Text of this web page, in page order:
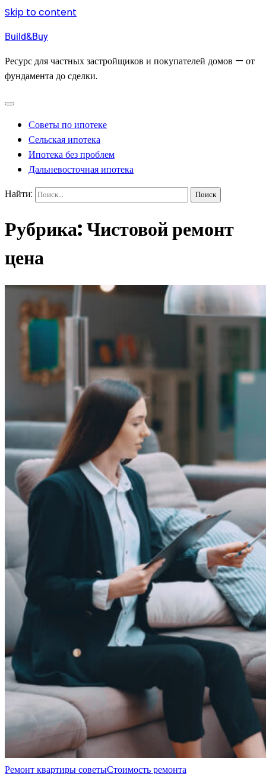
Skip to content
Build&Buy
Ресурс для частных застройщиков и покупателей домов — от
фундамента до сделки.
Советы по ипотеке
Сельская ипотека
Ипотека без проблем
Дальневосточная ипотека
Найти:
Рубрика:Чистовой ремонт
цена
Ремонт квартиры советыСтоимость ремонта